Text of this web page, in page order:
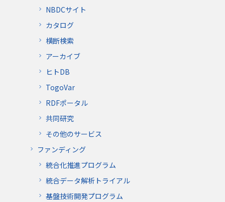
NBDCサイト
カタログ
横断検索
アーカイブ
ヒトDB
TogoVar
RDFポータル
共同研究
その他のサービス
ファンディング
統合化推進プログラム
統合データ解析トライアル
基盤技術開発プログラム